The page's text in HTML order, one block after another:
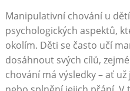
Manipulativní chování u
psychologických aspektů,
okolím. Děti se často učí
dosáhnout svých cílů,
chování má výsledky – ať